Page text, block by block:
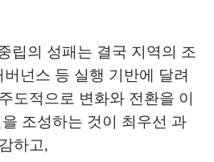
립의 성패는 결국 지역의 조
버넌스 등 실행 기반에 달려
도적으로 변화와 전환을 이
조성하는 것이 최우선 과
하고,